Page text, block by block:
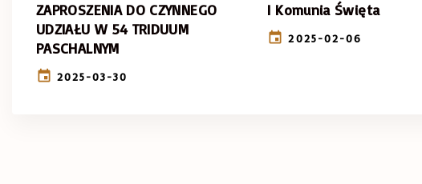
ZAPROSZENIA DO CZYNNEGO
UDZIAŁU W 54 TRIDUUM
PASCHALNYM
2025-03-30
I Komunia Święta
2025-02-06